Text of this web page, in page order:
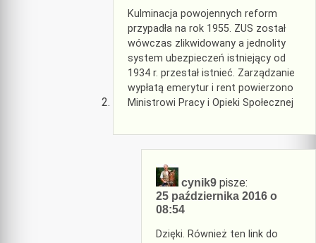
Kulminacja powojennych reform
przypadła na rok 1955. ZUS został
wówczas zlikwidowany a jednolity
system ubezpieczeń istniejący od
1934 r. przestał istnieć. Zarządzanie
wypłatą emerytur i rent powierzono
Ministrowi Pracy i Opieki Społecznej
cynik9 pisze:
25 października 2016 o
08:54
Dzięki. Również ten link do